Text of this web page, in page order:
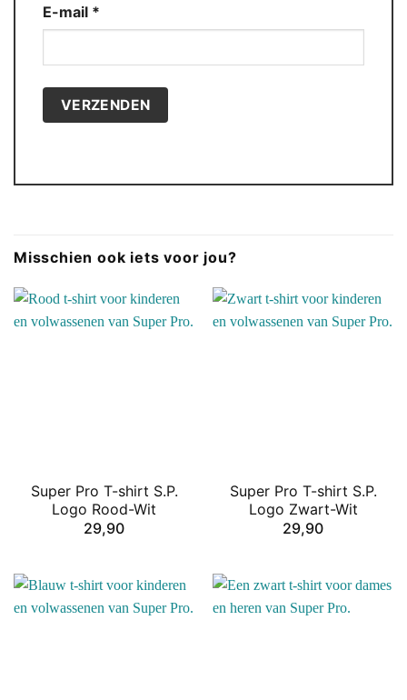
E-mail *
Misschien ook iets voor jou?
Super Pro T-shirt S.P.
Logo Rood-Wit
29,90
Super Pro T-shirt S.P.
Logo Zwart-Wit
29,90